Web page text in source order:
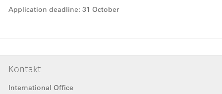
Application deadline: 31 October
Kontakt
International Office